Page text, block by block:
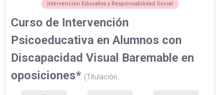
Intervención Educativa y Responsabilidad Social
Curso de Intervención
Psicoeducativa en Alumnos con
Discapacidad Visual Baremable en
oposiciones* (Titulación...